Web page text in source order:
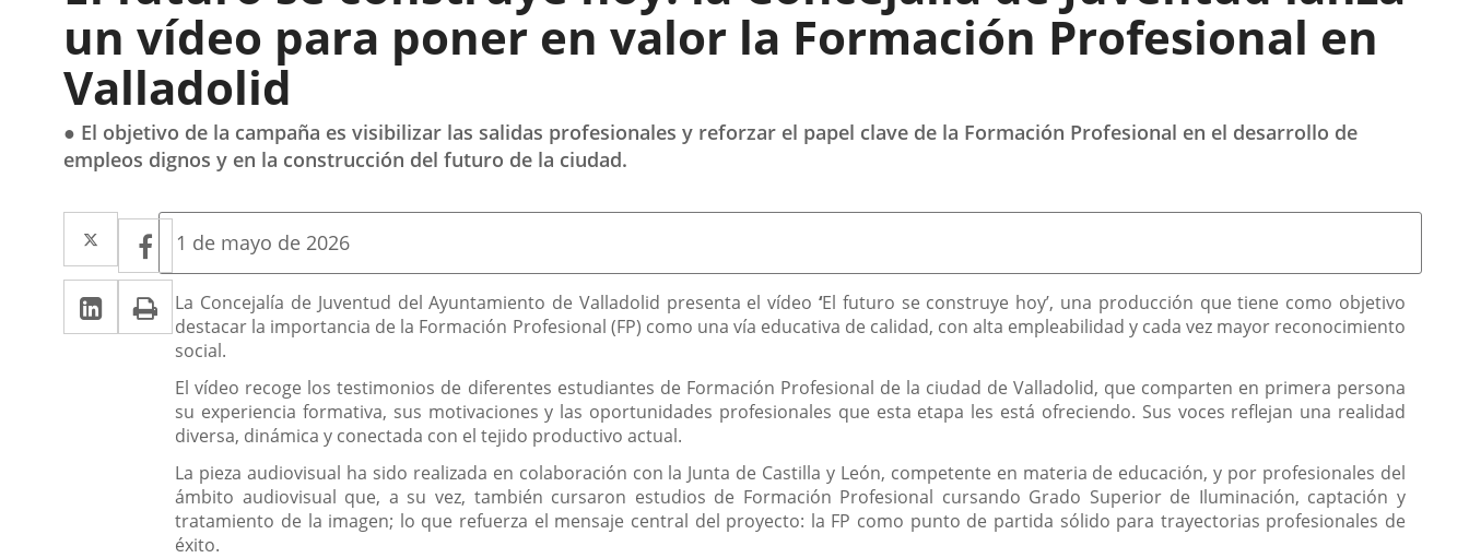
un vídeo para poner en valor la Formación Profesional en
Valladolid
● El objetivo de la campaña es visibilizar las salidas profesionales y reforzar el papel clave de la Formación Profesional en el desarrollo de
empleos dignos y en la construcción del futuro de la ciudad.
Twitter
Enlace
a
una
aplicación
externa.
Facebook
Enlace
a
una
aplicación
externa.
Linkedin
Enlace
a
aplicación
externa.
Print
Fecha
la
noticia
1 de mayo de 2026
Descripción
La Concejalía de Juventud del Ayuntamiento de Valladolid presenta el vídeo‘El futuro se construye hoy’, una producción que tiene como objetivo
destacar la importancia de la Formación Profesional (FP) como una vía educativa de calidad, con alta empleabilidad y cada vez mayor reconocimiento
social.
El vídeo recoge los testimonios de diferentes estudiantes de Formación Profesional de la ciudad de Valladolid, que comparten en primera persona
su experiencia formativa, sus motivaciones y las oportunidades profesionales que esta etapa les está ofreciendo. Sus voces reflejan una realidad
diversa, dinámica y conectada con el tejido productivo actual.
La pieza audiovisual ha sido realizada en colaboración con la Junta de Castilla y León, competente en materia de educación, y por profesionales del
ámbito audiovisual que, a su vez, también cursaron estudios de Formación Profesional cursando Grado Superior de Iluminación, captación y
tratamiento de la imagen; lo que refuerza el mensaje central del proyecto: la FP como punto de partida sólido para trayectorias profesionales de
éxito.